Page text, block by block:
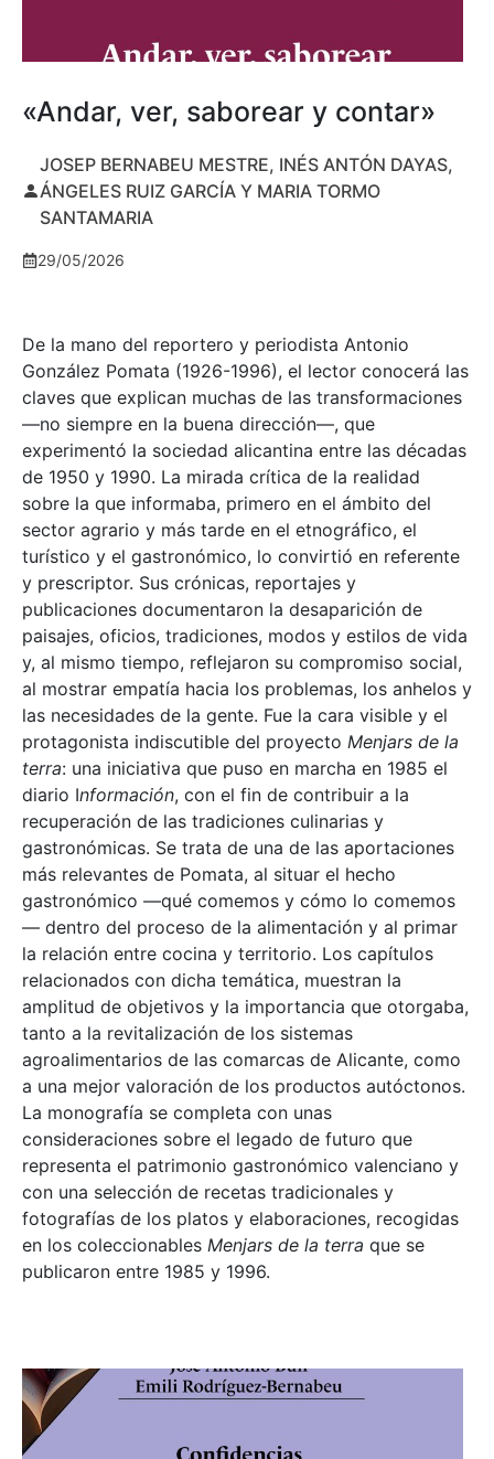
«Andar, ver, saborear y contar»
JOSEP BERNABEU MESTRE, INÉS ANTÓN DAYAS,
ÁNGELES RUIZ GARCÍA Y MARIA TORMO
SANTAMARIA
29/05/2026
De la mano del reportero y periodista Antonio
González Pomata (1926-1996), el lector conocerá las
claves que explican muchas de las transformaciones
—no siempre en la buena dirección—, que
experimentó la sociedad alicantina entre las décadas
de 1950 y 1990. La mirada crítica de la realidad
sobre la que informaba, primero en el ámbito del
sector agrario y más tarde en el etnográfico, el
turístico y el gastronómico, lo convirtió en referente
y prescriptor. Sus crónicas, reportajes y
publicaciones documentaron la desaparición de
paisajes, oficios, tradiciones, modos y estilos de vida
y, al mismo tiempo, reflejaron su compromiso social,
al mostrar empatía hacia los problemas, los anhelos y
las necesidades de la gente. Fue la cara visible y el
protagonista indiscutible del proyecto Menjars de la
terra: una iniciativa que puso en marcha en 1985 el
diario Información, con el fin de contribuir a la
recuperación de las tradiciones culinarias y
gastronómicas. Se trata de una de las aportaciones
más relevantes de Pomata, al situar el hecho
gastronómico —qué comemos y cómo lo comemos
— dentro del proceso de la alimentación y al primar
la relación entre cocina y territorio. Los capítulos
relacionados con dicha temática, muestran la
amplitud de objetivos y la importancia que otorgaba,
tanto a la revitalización de los sistemas
agroalimentarios de las comarcas de Alicante, como
a una mejor valoración de los productos autóctonos.
La monografía se completa con unas
consideraciones sobre el legado de futuro que
representa el patrimonio gastronómico valenciano y
con una selección de recetas tradicionales y
fotografías de los platos y elaboraciones, recogidas
en los coleccionables Menjars de la terra que se
publicaron entre 1985 y 1996.